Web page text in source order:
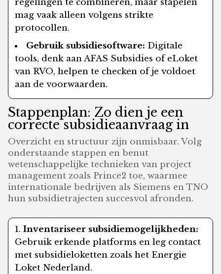
regelingen te combineren, maar stapelen
mag vaak alleen volgens strikte
protocollen.
Gebruik subsidiesoftware: Digitale
tools, denk aan AFAS Subsidies of eLoket
van RVO, helpen te checken of je voldoet
aan de voorwaarden.
Stappenplan: Zo dien je een
correcte subsidieaanvraag in
Overzicht en structuur zijn onmisbaar. Volg
onderstaande stappen en benut
wetenschappelijke technieken van project
management zoals Prince2 toe, waarmee
internationale bedrijven als Siemens en TNO
hun subsidietrajecten succesvol afronden.
Inventariseer subsidiemogelijkheden:
Gebruik erkende platforms en leg contact
met subsidieloketten zoals het Energie
Loket Nederland.